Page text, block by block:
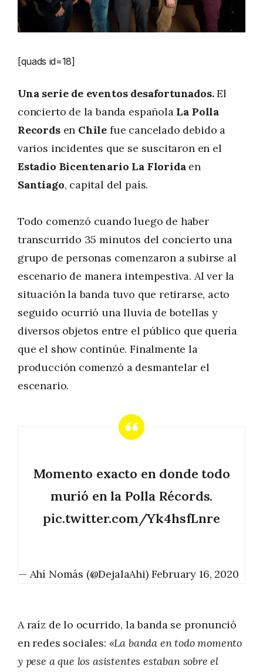
[quads id=18]
Una serie de eventos desafortunados.El
concierto de la banda española La Polla
Recordsen Chile fue cancelado debido a
varios incidentes que se suscitaron en el
Estadio Bicentenario La Floridaen
Santiago, capital del país.
Todo comenzó cuando luego de haber
transcurrido 35 minutos del concierto una
grupo de personas comenzaron a subirse al
escenario de manera intempestiva. Al ver la
situación la banda tuvo que retirarse, acto
seguido ocurrió una lluvia de botellas y
diversos objetos entre el público que quería
que el show continúe. Finalmente la
producción comenzó a desmantelar el
escenario.
Momento exacto en donde todo
murió en la Polla Récords.
pic.twitter.com/Yk4hsfLnre
— Ahí Nomás (@DejalaAhi) February 16, 2020
A raíz de lo ocurrido, la banda se pronunció
en redes sociales: «La banda en todo momento
y pese a que los asistentes estaban sobre el